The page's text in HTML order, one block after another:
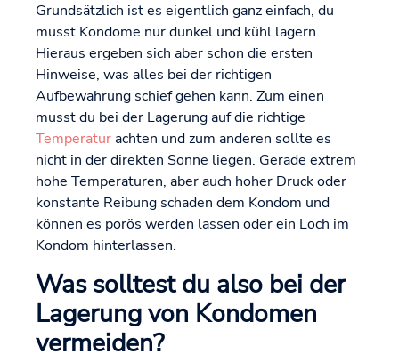
Grundsätzlich ist es eigentlich ganz einfach, du
musst Kondome nur dunkel und kühl lagern.
Hieraus ergeben sich aber schon die ersten
Hinweise, was alles bei der richtigen
Aufbewahrung schief gehen kann. Zum einen
musst du bei der Lagerung auf die richtige
Temperaturachten und zum anderen sollte es
nicht in der direkten Sonne liegen. Gerade extrem
hohe Temperaturen, aber auch hoher Druck oder
konstante Reibung schaden dem Kondom und
können es porös werden lassen oder ein Loch im
Kondom hinterlassen.
Was solltest du also bei der
Lagerung von Kondomen
vermeiden?